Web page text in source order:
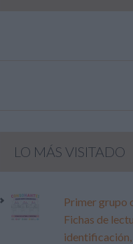
LO MÁS VISITADO
Primer grupo
Fichas de